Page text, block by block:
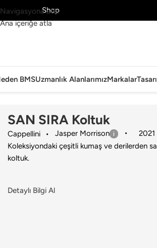
Navigasyona atla
Ana içeriğe atla
KeşfetShop
BMSUzmanlık AlanlarımızMarkalar
Ana Sayfa›Ev›Koltuk & Berjer› Cappellini›
SAN SIRA Koltuk
Cappellini Jasper Morrison
2021
Koleksiyondaki çeşitli kumaş ve derilerden
koltuk.
Detaylı Bilgi Al